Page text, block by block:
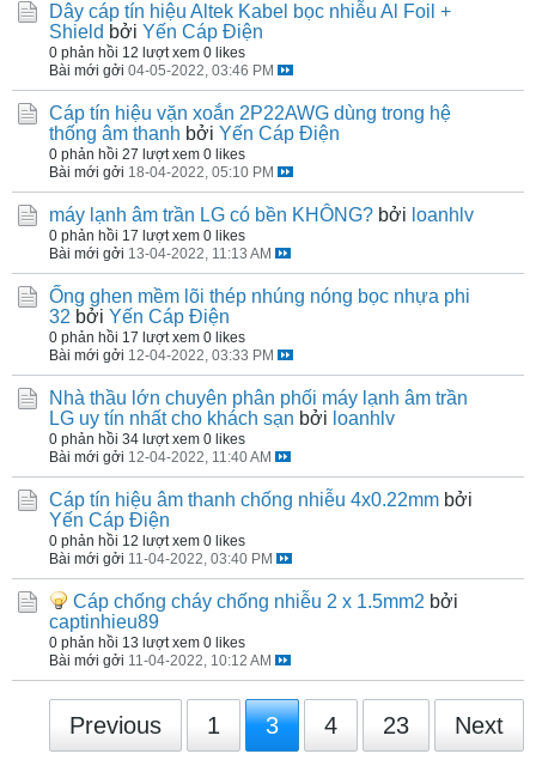
Dây cáp tín hiệu Altek Kabel bọc nhiễu Al Foil +
Shield bởi Yến Cáp Điện
0 phản hồi 12 lượt xem 0 likes
Bài mới gởi 04-05-2022, 03:46 PM
Cáp tín hiệu vặn xoắn 2P22AWG dùng trong hệ
thống âm thanh bởi Yến Cáp Điện
0 phản hồi 27 lượt xem 0 likes
Bài mới gởi 18-04-2022, 05:10 PM
máy lạnh âm trần LG có bền KHÔNG? bởi loanhlv
0 phản hồi 17 lượt xem 0 likes
Bài mới gởi 13-04-2022, 11:13 AM
Ống ghen mềm lõi thép nhúng nóng bọc nhựa phi
32 bởi Yến Cáp Điện
0 phản hồi 17 lượt xem 0 likes
Bài mới gởi 12-04-2022, 03:33 PM
Nhà thầu lớn chuyên phân phối máy lạnh âm trần
LG uy tín nhất cho khách sạn bởi loanhlv
0 phản hồi 34 lượt xem 0 likes
Bài mới gởi 12-04-2022, 11:40 AM
Cáp tín hiệu âm thanh chống nhiễu 4x0.22mm bởi
Yến Cáp Điện
0 phản hồi 12 lượt xem 0 likes
Bài mới gởi 11-04-2022, 03:40 PM
Cáp chống cháy chống nhiễu 2 x 1.5mm2 bởi
captinhieu89
0 phản hồi 13 lượt xem 0 likes
Bài mới gởi 11-04-2022, 10:12 AM
Previous 1 3 4 23 Next